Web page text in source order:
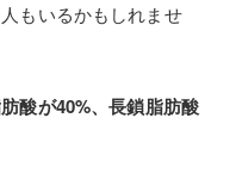
もいるかもしれませ
酸が40%、長鎖脂肪酸